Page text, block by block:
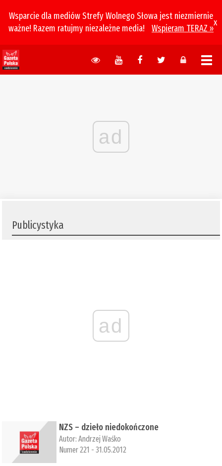
Wsparcie dla mediów Strefy Wolnego Słowa jest niezmiernie
ważne! Razem ratujmy niezależne media!
Wspieram TERAZ »
x
ad
Publicystyka
ad
NZS – dzieło niedokończone
Autor:Andrzej Waśko
Numer 221 - 31.05.2012